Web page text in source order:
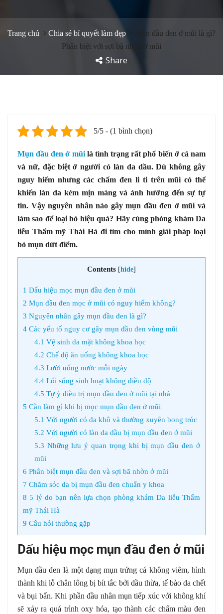
Trang chủ Chia sẻ bí quyết làm đẹp
Mụn đầu đen ở mũi là gì?
Phân biệt với sợi bã nhờn ở mũi
Share
5/5 - (1 bình chọn)
Mụn đầu đen ở mũilà tình trạng rất phổ biến ở cả nam
và nữ, đặc biệt ở người có làn da dầu. Dù không gây
nguy hiểm nhưng các chấm đen li ti trên mũi có thể
khiến làn da kém mịn màng và ảnh hưởng đến sự tự
tin. Vậy nguyên nhân nào gây mụn đầu đen ở mũi và
làm sao để loại bỏ hiệu quả? Hãy cùng phòng khám Da
liễu Thẩm mỹ Thái Hà đi tìm cho mình giải pháp loại
bỏ mụn dứt điểm.
Contents [hide]
1 Dấu hiệu mọc mụn đầu đen ở mũi
2 Mụn đầu đen mọc ở mũi có nguy hiểm không?
3 Nguyên nhân gây mụn đầu đen là gì?
4 Các yếu tố nguy cơ gây mụn đầu đen vùng mũi
4.1 Vệ sinh da mặt không khoa học
4.2 Chế độ ăn uống không khoa học
4.3 Lười uống nước mỗi ngày
4.4Lối sống sinh hoạt không điều độ
4.5 Tự ý điều trị mụn đầu đen ở mũi tại nhà
5 Cần làm gì khi bị mọc mụn đầu đen ở mũi
5.1 Với người có da khô và thường xuyên bong tróc
5.2 Với người có làn da dầu bị mụn đầu đen ở mũi
5.3 Những lưu ý quan trọng khi bị mụn đầu đen ở
mũi
6 Phân biệt mụn đầu đen và sợi bã nhờn ở mũi
7 Chăm sóc da bị mụn đầu đen chuẩn y khoa
8 5 lý do bạn nên lựa chọn phòng khám Da liễu Thẩm
mỹ Thái Hà
9 Câu hỏi thường gặp
Dấu hiệu mọc mụn đầu đen ở mũi
Mụn đầu đen là một dạng mụn trứng cá không viêm, hình
thành khi lỗ chân lông bị bít tắc bởi dầu thừa, tế bào da chết
và bụi bẩn. Khi phần đầu nhân mụn tiếp xúc với không khí
sẽ xảy ra quá trình oxy hóa, tạo thành các chấm màu đen